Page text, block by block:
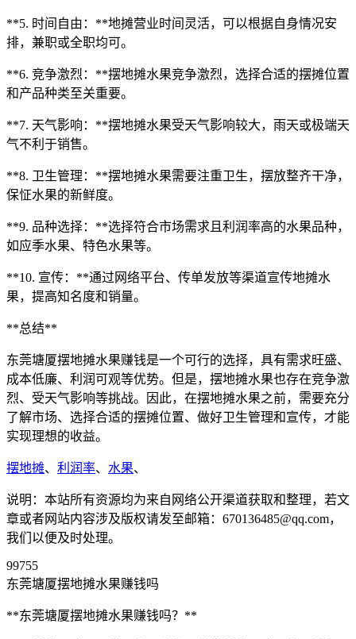
**5. 时间自由：**地摊营业时间灵活，可以根据自身情况安
排，兼职或全职均可。
**6. 竞争激烈：**摆地摊水果竞争激烈，选择合适的摆摊位置
和产品种类至关重要。
**7. 天气影响：**摆地摊水果受天气影响较大，雨天或极端天
气不利于销售。
**8. 卫生管理：**摆地摊水果需要注重卫生，摆放整齐干净，
保怔水果的新鲜度。
**9. 品种选择：**选择符合市场需求且利润率高的水果品种，
如应季水果、特色水果等。
**10. 宣传：**通过网络平台、传单发放等渠道宣传地摊水
果，提高知名度和销量。
**总结**
东莞塘厦摆地摊水果赚钱是一个可行的选择，具有需求旺盛、
成本低廉、利润可观等优势。但是，摆地摊水果也存在竞争激
烈、受天气影响等挑战。因此，在摆地摊水果之前，需要充分
了解市场、选择合适的摆摊位置、做好卫生管理和宣传，才能
实现理想的收益。
摆地摊、 利润率、 水果、
说明：本站所有资源均为来自网络公开渠道获取和整理，若文
章或者网站内容涉及版权请发至邮箱：670136485@qq.com，
我们以便及时处理。
99755
东莞塘厦摆地摊水果赚钱吗
**东莞塘厦摆地摊水果赚钱吗？**